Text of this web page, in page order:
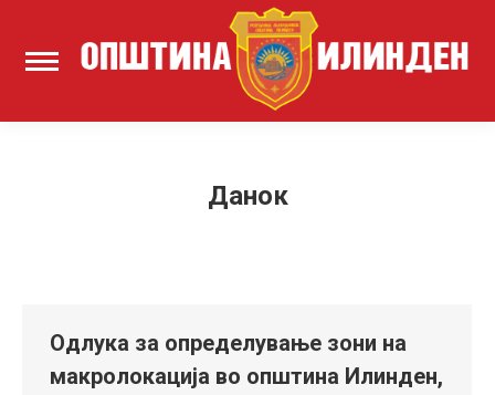
Данок
Одлука за определување зони на
макролокација во општина Илинден,